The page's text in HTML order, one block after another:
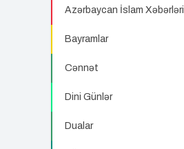
Azərbaycan İslam Xəbərləri
Bayramlar
Cənnət
Dini Günlər
Dualar